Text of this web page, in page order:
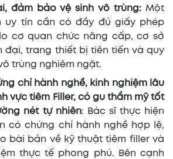
đảm bảo vệ sinh vô trùng: Một
uy tín cần có đầy đủ giấy phép
cơ quan chức năng cấp, cơ sở
đại, trang thiết bị tiên tiến và quy
trùng nghiêm ngặt.
chỉ hành nghề, kinh nghiệm lâu
vực tiêm Filler, có gu thẩm mỹ tốt
nét tự nhiên: Bác sĩ thực hiện
có chứng chỉ hành nghề hợp lệ,
bài bản về kỹ thuật tiêm filler và
thực tế phong phú. Bên cạnh